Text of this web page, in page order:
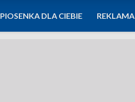
PIOSENKA DLA CIEBIE REKLAMA